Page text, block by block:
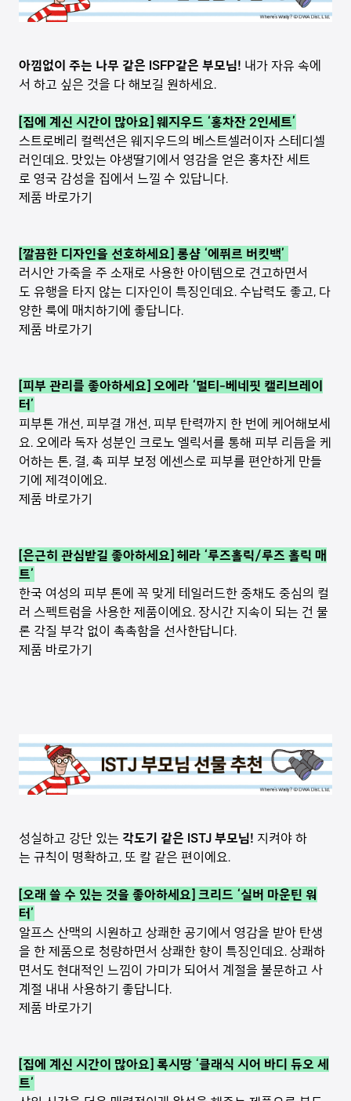
아낌없이 주는 나무 같은 ISFP같은 부모님! 내가 자유 속에
서 하고 싶은 것을 다 해보길 원하세요.
[집에 계신 시간이 많아요] 웨지우드 ‘홍차잔 2인세트’
스트로베리 컬렉션은 웨지우드의 베스트셀러이자 스테디셀
러인데요. 맛있는 야생딸기에서 영감을 얻은 홍차잔 세트
로 영국 감성을 집에서 느낄 수 있답니다.
제품 바로가기
[깔끔한 디자인을 선호하세요] 롱샴 ‘에퓌르 버킷백’
러시안 가죽을 주 소재로 사용한 아이템으로 견고하면서
도 유행을 타지 않는 디자인이 특징인데요. 수납력도 좋고, 다
양한 룩에 매치하기에 좋답니다.
제품 바로가기
[피부 관리를 좋아하세요] 오에라 ‘멀티-베네핏 캘리브레이
터’
피부톤 개선, 피부결 개선, 피부 탄력까지 한 번에 케어해보세
요. 오에라 독자 성분인 크로노 엘릭서를 통해 피부 리듬을 케
어하는 톤, 결, 촉 피부 보정 에센스로 피부를 편안하게 만들
기에 제격이에요.
제품 바로가기
[은근히 관심받길 좋아하세요] 헤라 ‘루즈홀릭/루즈 홀릭 매
트’
한국 여성의 피부 톤에 꼭 맞게 테일러드한 중채도 중심의 컬
러 스펙트럼을 사용한 제품이에요. 장시간 지속이 되는 건 물
론 각질 부각 없이 촉촉함을 선사한답니다.
제품 바로가기
성실하고 강단 있는 각도기 같은 ISTJ 부모님! 지켜야 하
는 규칙이 명확하고, 또 칼 같은 편이에요.
[오래 쓸 수 있는 것을 좋아하세요] 크리드 ‘실버 마운틴 워
터’
알프스 산맥의 시원하고 상쾌한 공기에서 영감을 받아 탄생
을 한 제품으로 청량하면서 상쾌한 향이 특징인데요. 상쾌하
면서도 현대적인 느낌이 가미가 되어서 계절을 불문하고 사
계절 내내 사용하기 좋답니다.
제품 바로가기
[집에 계신 시간이 많아요] 록시땅 ‘클래식 시어 바디 듀오 세
트’